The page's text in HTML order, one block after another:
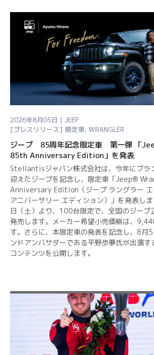
2026年8月05日 | JEEP
[プレスリリース] 限定車, WRANGLER
ジープ 85周年記念限定車 第一弾 「
85th Anniversary Edition」を発表
Stellantisジャパン株式会社は、今年にブラ
迎えたジープを記念し、限定車「Jeep®
Anniversary Edition（ジープ ラングラー エ
アニバーサリー エディション）」を発表し
日（土）より、100台限定で、全国のジープ
発売します。メーカー希望小売価格は、
す。さらに、本限定車の発表を記念し、8月
ンドアンバサダーである平野歩夢氏が出演
コンテンツを公開します。